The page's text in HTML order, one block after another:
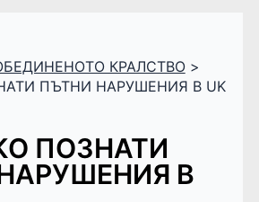
КРАЛСТВО
ПЪТНИ НАРУШЕНИЯ В UK
ПОЗНАТИ
В